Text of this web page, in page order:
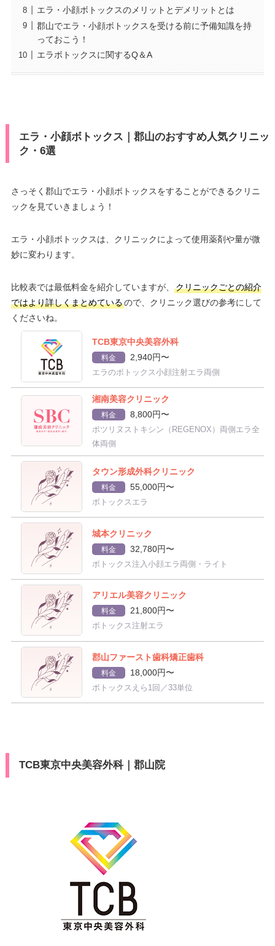
エラ・小顔ボトックスのメリットとデメリットとは
郡山でエラ・小顔ボトックスを受ける前に予備知識を持
っておこう！
エラボトックスに関するQ＆A
エラ・小顔ボトックス｜郡山のおすすめ人気クリニッ
ク・6選
さっそく郡山でエラ・小顔ボトックスをすることができるクリニ
ックを見ていきましょう！
エラ・小顔ボトックスは、クリニックによって使用薬剤や量が微
妙に変わります。
比較表では最低料金を紹介していますが、
クリニックごとの紹介
ではより詳しくまとめているので、クリニック選びの参考にして
くださいね。
TCB東京中央美容外科
料金 2,940円〜
エラのボトックス小顔注射エラ両側
湘南美容クリニック
料金 8,800円〜
ボツリヌストキシン（REGENOX）両側エラ全
体両側
タウン形成外科クリニック
料金 55,000円〜
ボトックスエラ
城本クリニック
料金 32,780円〜
ボトックス注入小顔エラ両側・ライト
アリエル美容クリニック
料金 21,800円〜
ボトックス注射エラ
郡山ファースト歯科矯正歯科
料金 18,000円〜
ボトックスえら1回／33単位
TCB東京中央美容外科｜郡山院